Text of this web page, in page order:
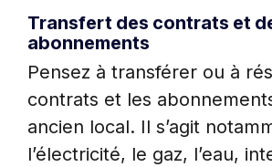
Transfert des contrats et
abonnements
Pensez à transférer ou à
contrats et les
ancien local. Il s’agit
l’électricité, le gaz, l’eau,